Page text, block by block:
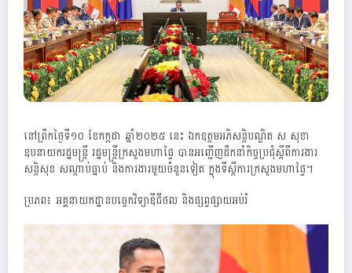
នៅព្រឹកថ្ងៃទី១០ ខែកក្កដា ឆ្នាំ២០២៥ នេះ ឯកឧត្តមអភិសន្តិបណ្ឌិត ស សុខា
ឧបនាយករដ្ឋមន្ត្រី រដ្ឋមន្ត្រីក្រសួងមហាផ្ទៃ បានអញ្ជើញដឹកនាំកិច្ចប្រជុំស្តីពីការងារ
សន្តិសុខ សណ្តាប់ធ្នាប់ និងការងារមួយចំនួនទៀត ក្នុងទីស្តីការក្រសួងមហាផ្ទៃ។
ប្រភព៖ អគ្គនាយកដ្ឋានបច្ចេកវិទ្យាឌីជីថល និងផ្សព្វផ្សាយអប់រំ